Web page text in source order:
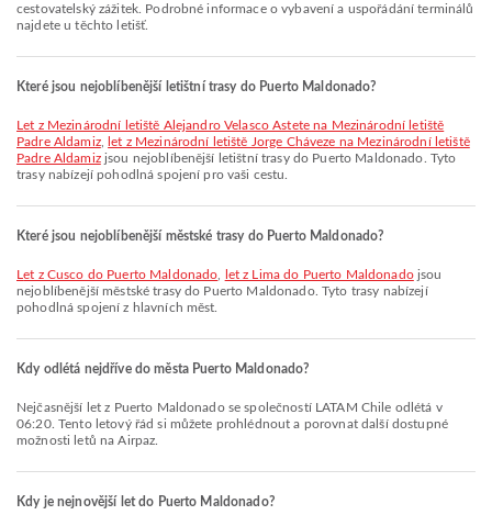
cestovatelský zážitek. Podrobné informace o vybavení a uspořádání terminálů
najdete u těchto letišť.
Které jsou nejoblíbenější letištní trasy do Puerto Maldonado?
let z Mezinárodní letiště Alejandro Velasco Astete na Mezinárodní letiště
Padre Aldamiz,
let z Mezinárodní letiště Jorge Cháveze na Mezinárodní letiště
Padre Aldamizjsou nejoblíbenější letištní trasy do Puerto Maldonado. Tyto
trasy nabízejí pohodlná spojení pro vaši cestu.
Které jsou nejoblíbenější městské trasy do Puerto Maldonado?
let z Cusco do Puerto Maldonado let z Lima do Puerto Maldonadojsou
nejoblíbenější městské trasy do Puerto Maldonado. Tyto trasy nabízejí
pohodlná spojení z hlavních měst.
Kdy odlétá nejdříve do města Puerto Maldonado?
Nejčasnější let z Puerto Maldonado se společností LATAM Chile odlétá v
06:20. Tento letový řád si můžete prohlédnout a porovnat další dostupné
možnosti letů na Airpaz.
Kdy je nejnovější let do Puerto Maldonado?